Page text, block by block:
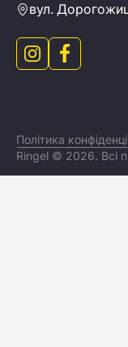
вул.
Ringel © 2026. Всі
Політика